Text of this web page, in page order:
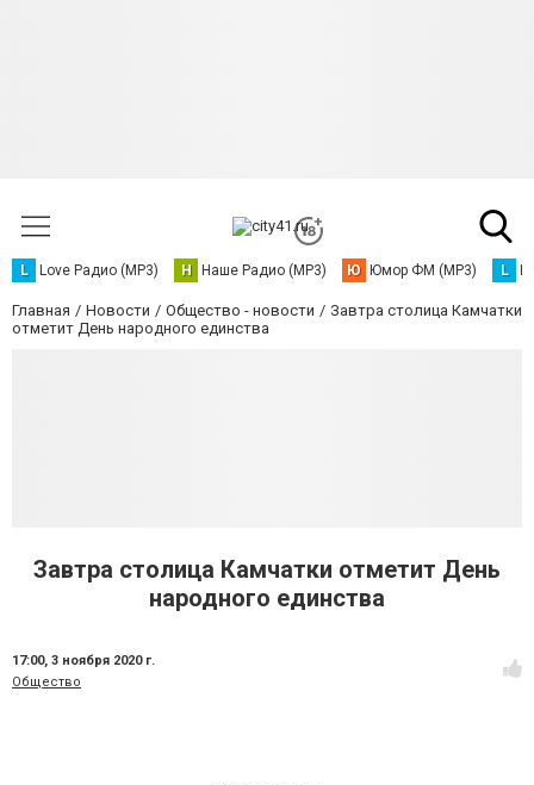
L Love Радио (MP3) Н Наше Радио (MP3) Ю Юмор ФМ (MP3) L
Главная Новости Общество - новости
Завтра столица Камчатки
отметит День народного единства
Завтра столица Камчатки отметит День
народного единства
17:00, 3 ноября 2020 г.
Общество